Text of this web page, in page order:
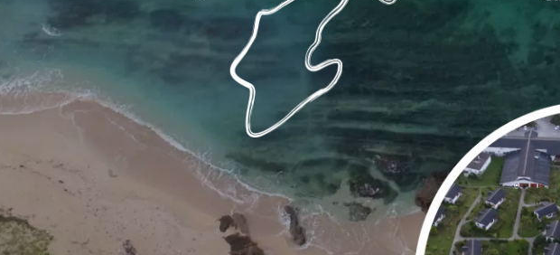
ートをご利用頂きありがとうございます。
ゾートホテルでは特別イベントを開催致します。
）の3日間、各リゾート施設にて毎日さまざまなイベントをお楽しみ頂けます。
（土）の期間中に小学生以下のお子様連れのお客さまには花火を配布しております。
ちしております。
ートをご愛顧頂き誠にありがとうございます。